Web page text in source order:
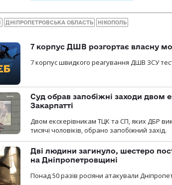
ДНІПРОПЕТРОВСЬКА ОБЛАСТЬ НІКОПОЛЬ
7 корпус ДШВ розгортає власну
7 корпус швидкого реагування ДШВ ЗСУ
Суд обрав запобіжні заходи двом
Закарпатті
Двом екскерівникам ТЦК та СП, яких ДБР
тисячі чоловіків, обрано запобіжний захід.
Дві людини загинуло, шестеро
на Дніпропетровщині
Понад 50 разів росіяни атакували